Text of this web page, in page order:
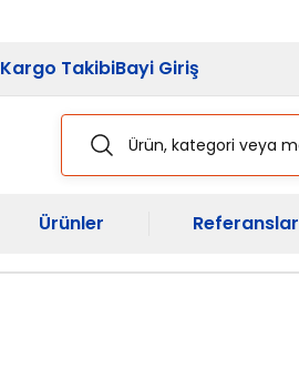
Kargo TakibiBayi Giriş
Ürünler Referanslar